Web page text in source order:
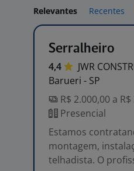
Relevantes Recentes
Serralheiro
4,4 JWR
Barueri - SP
R$ 2.000,00 a
Presencial
Estamos
montagem,
telhadista. O